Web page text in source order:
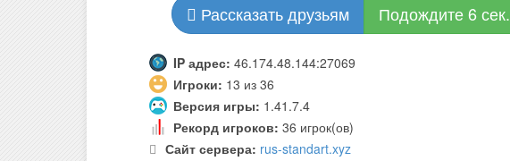
Рассказать друзьям Подождите 6 сек.
IP адрес: 46.174.48.144:27069
Игроки: 13 из 36
Версия игры: 1.41.7.4
Рекорд игроков: 36 игрок(ов)
Сайт сервера: rus-standart.xyz